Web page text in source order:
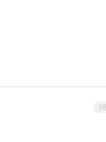
18